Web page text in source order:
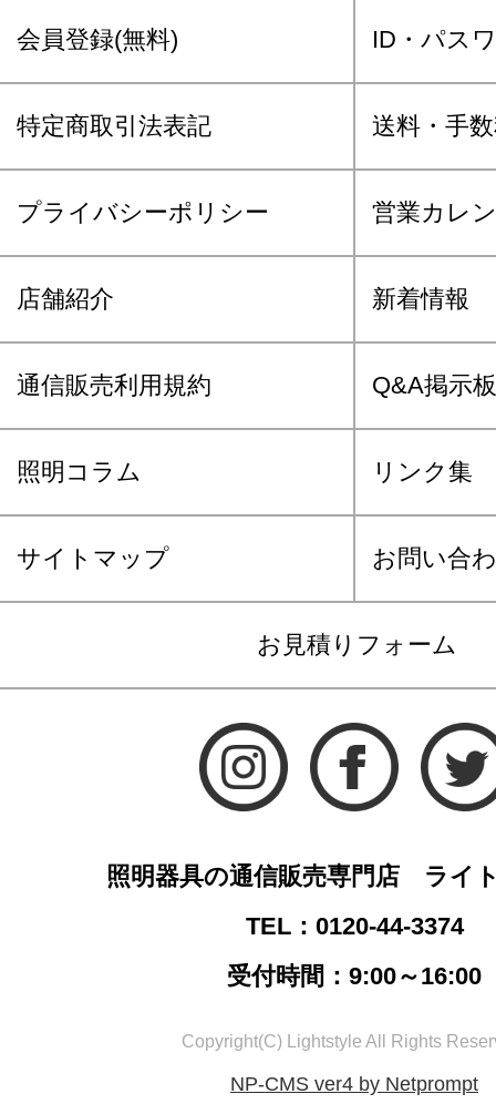
会員登録(無料) ID・パス
特定商取引法表記 送料・手
プライバシーポリシー 営業カレ
店舗紹介 新着情報
通信販売利用規約 Q&A掲示板
照明コラム リンク集
サイトマップ お問い合
お見積りフォーム
照明器具の通信販売専門店 ライ
TEL：0120-44-3374
受付時間：9:00～16:00
Copyright(C) Lightstyle All Rights
NP-CMS ver4 by Netprompt